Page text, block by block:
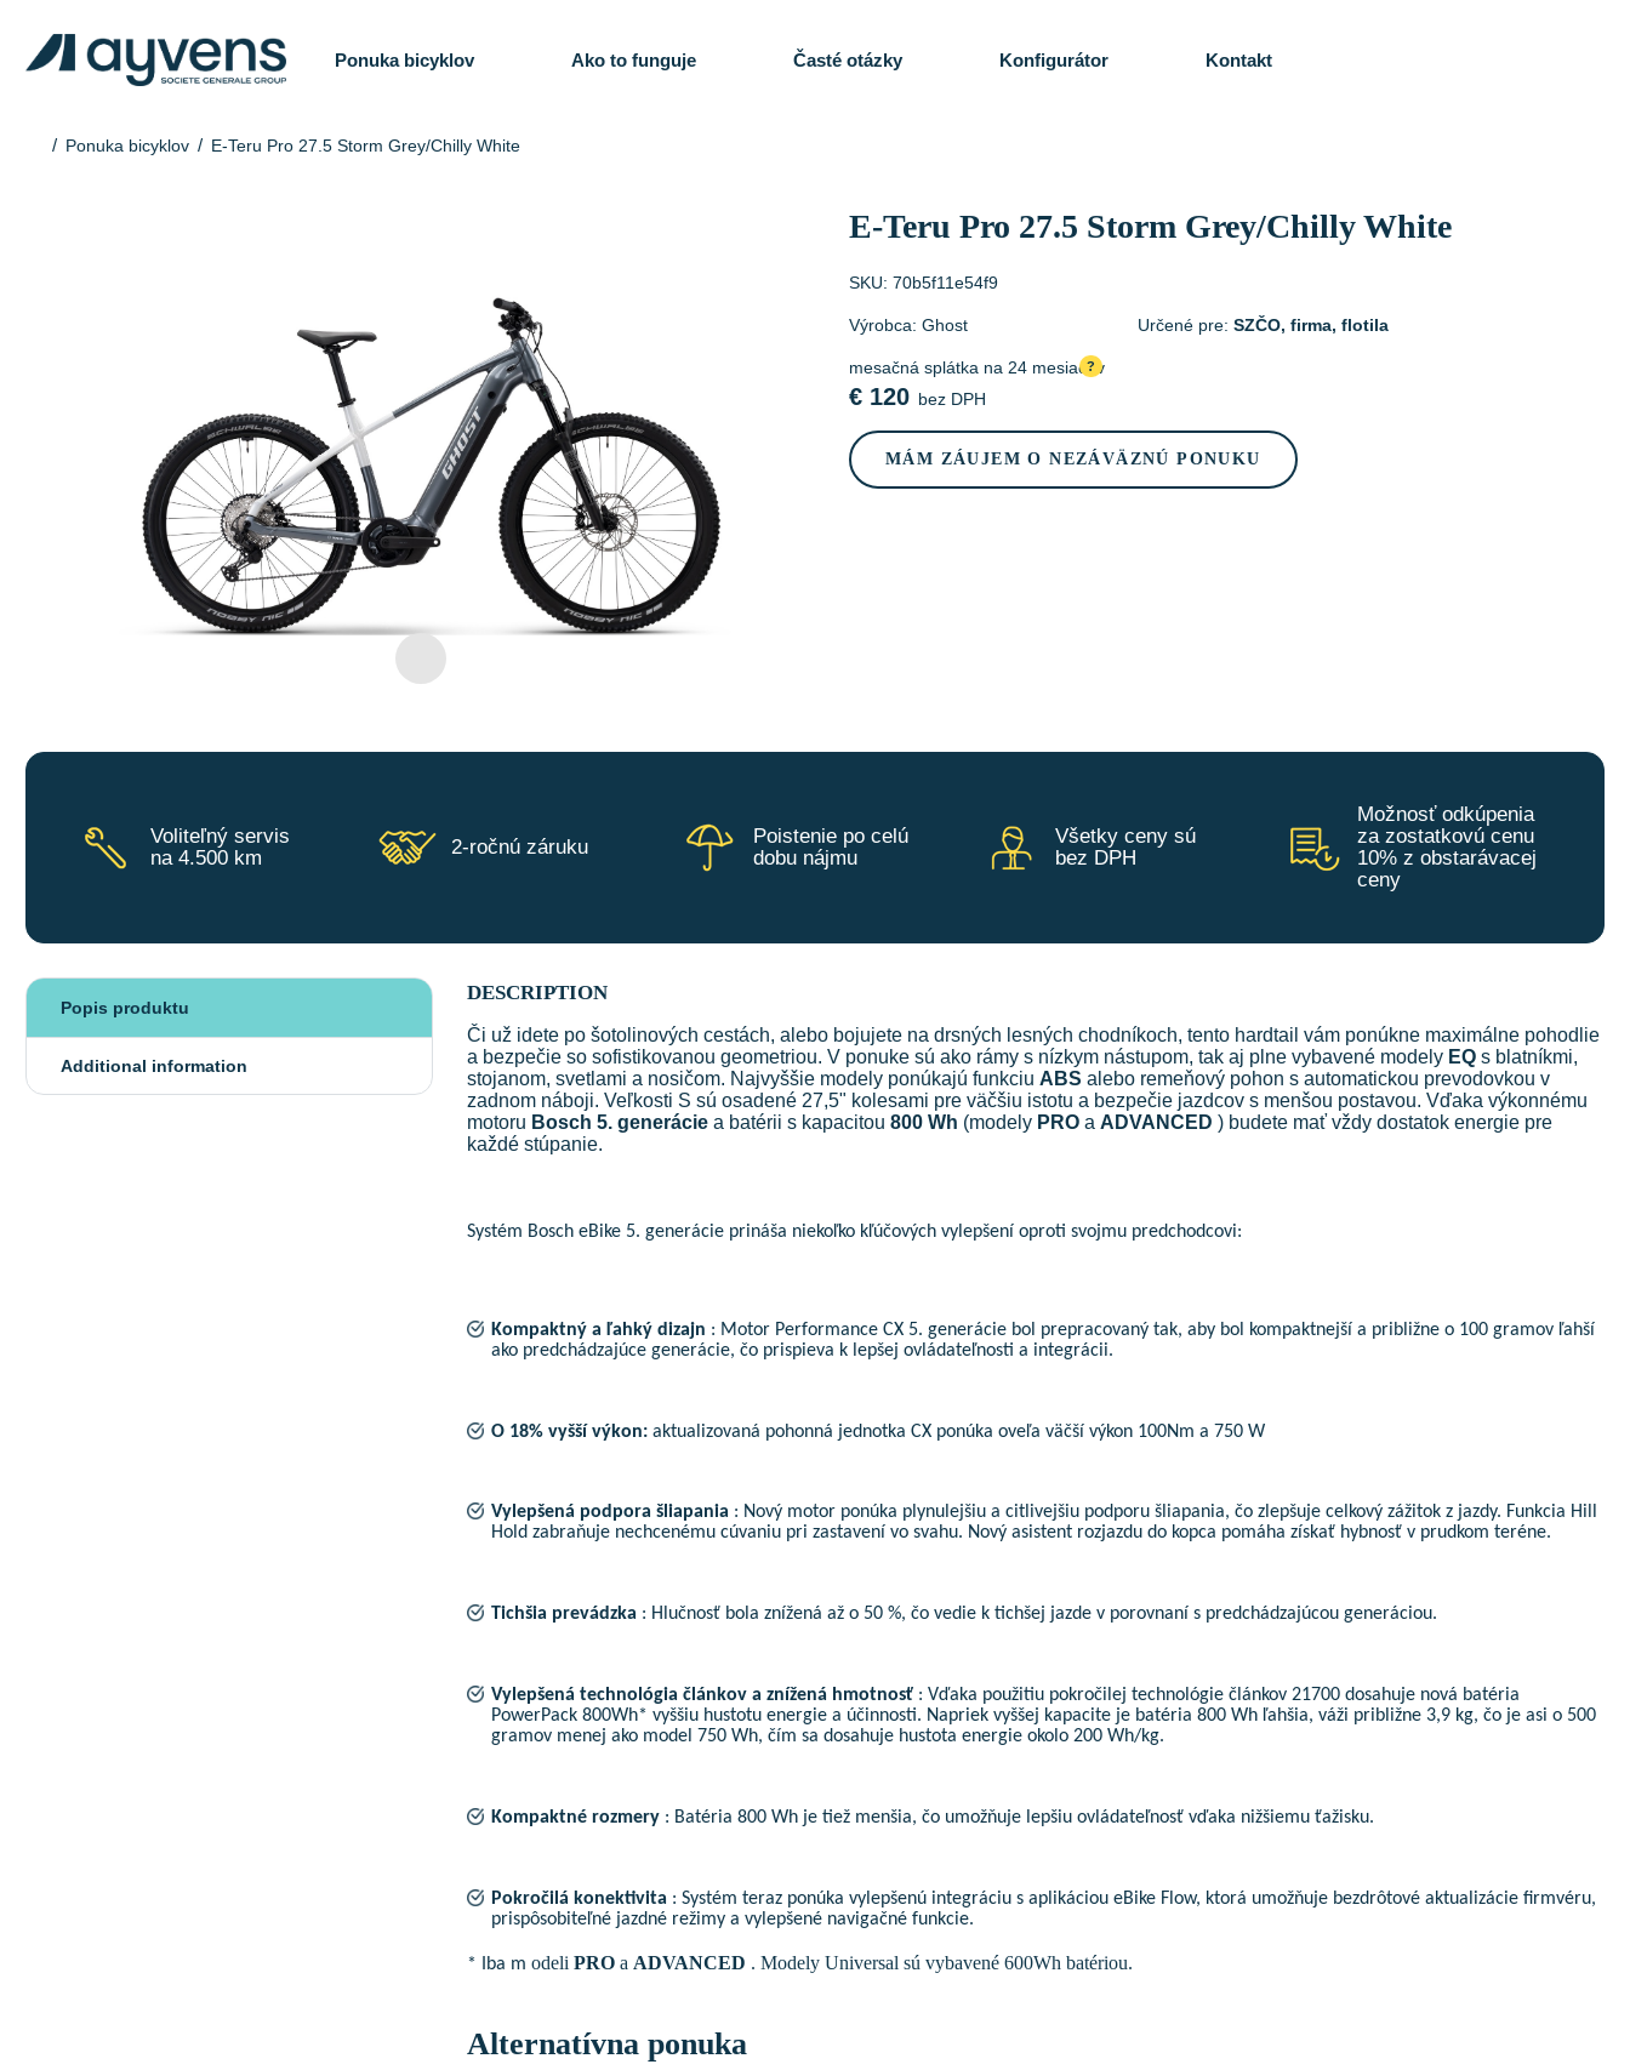
Ponuka bicyklov Ako to funguje Časté otázky Konfigurátor Kontakt
Ponuka bicyklov E-Teru Pro 27.5 Storm Grey/Chilly White
E-Teru Pro 27.5 Storm Grey/Chilly White
SKU: 70b5f11e54f9
Výrobca: Ghost Určené pre: SZČO, firma, flotila
?
mesačná splátka na 24 mesiacov
€ 120 bez DPH
MÁM ZÁUJEM O NEZÁVÄZNÚ PONUKU
Voliteľný servis
na 4.500 km
2-ročnú záruku
Poistenie po celú
dobu nájmu
Všetky ceny sú
bez DPH
Možnosť odkúpenia
za zostatkovú cenu
10% z obstarávacej
ceny
Popis produktu
Additional information
DESCRIPTION
Či už idete po šotolinových cestách, alebo bojujete na drsných lesných chodníkoch, tento hardtail vám ponúkne maximálne pohodlie
a bezpečie so sofistikovanou geometriou. V ponuke sú ako rámy s nízkym nástupom, tak aj plne vybavené modely EQ s blatníkmi,
stojanom, svetlami a nosičom. Najvyššie modely ponúkajú funkciu ABS alebo remeňový pohon s automatickou prevodovkou v
zadnom náboji. Veľkosti S sú osadené 27,5" kolesami pre väčšiu istotu a bezpečie jazdcov s menšou postavou. Vďaka výkonnému
motoru Bosch 5. generácie a batérii s kapacitou 800 Wh (modely PRO a ADVANCED ) budete mať vždy dostatok energie pre
každé stúpanie.
Systém Bosch eBike 5. generácie prináša niekoľko kľúčových vylepšení oproti svojmu predchodcovi:
Kompaktný a ľahký dizajn : Motor Performance CX 5. generácie bol prepracovaný tak, aby bol kompaktnejší a približne o 100 gramov ľahší
ako predchádzajúce generácie, čo prispieva k lepšej ovládateľnosti a integrácii.
O 18% vyšší výkon:aktualizovaná pohonná jednotka CX ponúka oveľa väčší výkon 100Nm a 750 W
Vylepšená podpora šliapania : Nový motor ponúka plynulejšiu a citlivejšiu podporu šliapania, čo zlepšuje celkový zážitok z jazdy. Funkcia Hill
Hold zabraňuje nechcenému cúvaniu pri zastavení vo svahu. Nový asistent rozjazdu do kopca pomáha získať hybnosť v prudkom teréne.
Tichšia prevádzka : Hlučnosť bola znížená až o 50 %, čo vedie k tichšej jazde v porovnaní s predchádzajúcou generáciou.
Vylepšená technológia článkov a znížená hmotnosť: Vďaka použitiu pokročilej technológie článkov 21700 dosahuje nová batéria
PowerPack 800Wh* vyššiu hustotu energie a účinnosti. Napriek vyššej kapacite je batéria 800 Wh ľahšia, váži približne 3,9 kg, čo je asi o 500
gramov menej ako model 750 Wh, čím sa dosahuje hustota energie okolo 200 Wh/kg.
Kompaktné rozmery: Batéria 800 Wh je tiež menšia, čo umožňuje lepšiu ovládateľnosť vďaka nižšiemu ťažisku.
Pokročilá konektivita : Systém teraz ponúka vylepšenú integráciu s aplikáciou eBike Flow, ktorá umožňuje bezdrôtové aktualizácie firmvéru,
prispôsobiteľné jazdné režimy a vylepšené navigačné funkcie.
* Iba m odeli PRO a ADVANCED . Modely Universal sú vybavené 600Wh batériou.
Alternatívna ponuka